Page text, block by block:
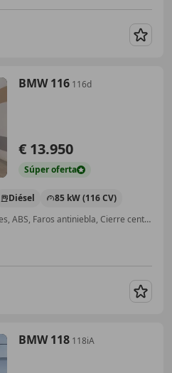
BMW 116 116d
€ 13.950
Súperoferta
Diésel
85 kW (116 CV)
Sensor de lluvia, Airbags laterales, ABS, Faros antiniebla, Cierre centralizado, Volante multifunción, Control de velocidad, Control de tracción
BMW 118 118iA